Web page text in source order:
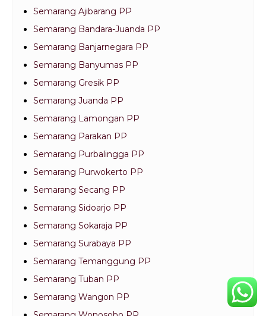
Semarang Ajibarang PP
Semarang Bandara-Juanda PP
Semarang Banjarnegara PP
Semarang Banyumas PP
Semarang Gresik PP
Semarang Juanda PP
Semarang Lamongan PP
Semarang Parakan PP
Semarang Purbalingga PP
Semarang Purwokerto PP
Semarang Secang PP
Semarang Sidoarjo PP
Semarang Sokaraja PP
Semarang Surabaya PP
Semarang Temanggung PP
Semarang Tuban PP
Semarang Wangon PP